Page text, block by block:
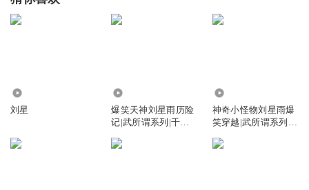
回复 @
这音乐配的一点都不对
刘星
爆笑天神刘星雨历险
记|武所谓系列|千面
神奇小怪物刘星雨爆
笑穿越|武所谓系列千